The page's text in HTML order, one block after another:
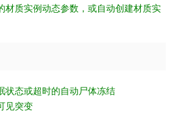
材质实例动态参数，或自动创建材质实
状态或超时的自动尸体冻结
见突变